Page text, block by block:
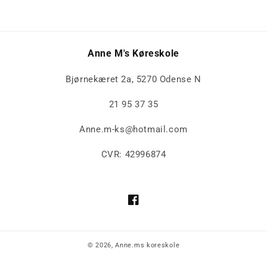
Anne M's Køreskole
Bjørnekæret 2a, 5270 Odense N
21 95 37 35
Anne.m-ks@hotmail.com
CVR: 42996874
Facebook
© 2026,Anne.ms koreskole